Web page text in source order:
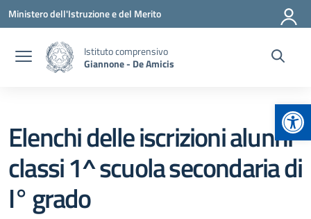
Vai ai contenuti
Vai al menu di navigazione
Vai al footer
Ministero dell'Istruzione e del Merito
Istituto comprensivo
Giannone - De Amicis
Elenchi delle iscrizioni alunni
classi 1^ scuola secondaria di
I° grado